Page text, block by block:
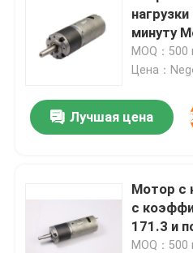
VR-шоу
Экскурсия по заводу
Контроль качества
Свяжитесь с нами
минуту
для и с
MOQ：500
Цена：
Лучшая цена
Мотор с
с
171.3 и
MOQ：500